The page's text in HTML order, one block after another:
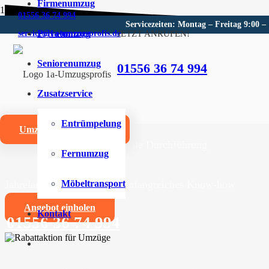
01556 36 74 994
service@1a-umzugsprofis.de
Servicezeiten: Montag – Freitag 9:00 –
JETZT ANRUFEN!
01556 36 74 994
Firmenumzug
Privatumzug
Seniorenumzug
Zusatzservice
Entrümpelung
Fernumzug
Möbeltransport
Kontakt
Umzugskostenrechner
Umzugsunternehmen für
Wir sind Ihr kompetentes Umzugsunternehmen für
Zuverlässige und professionelle Durchführung
Jahrelange Erfahrung und umfangreiches Know-how
Angebot einholen
01556 36 74 994